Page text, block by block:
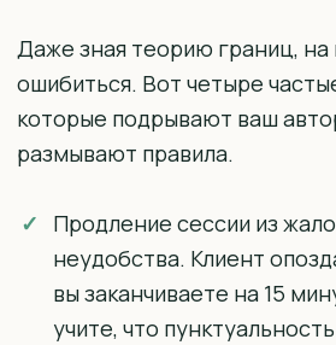
Даже зная теорию границ, на
ошибиться. Вот четыре
которые подрывают ваш
размывают правила.
Продление сессии из
неудобства. Клиент
вы заканчиваете на 15
учите, что